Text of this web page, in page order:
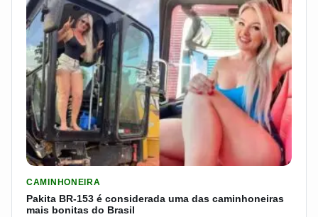
CAMINHONEIRA
Pakita BR-153 é considerada uma das caminhoneiras
mais bonitas do Brasil